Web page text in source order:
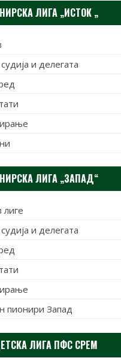
ЛИГА „ИСТОК „
и делегата
ЛИГА „ЗАПАД“
лиге
и делегата
пионири Запад
ЛИГА ПФС СРЕМ